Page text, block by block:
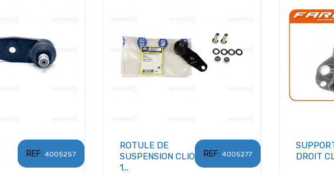
REF: 4005257 REF: 4005277
ROTULE DE
SUSPENSION CLIO
1...
DROIT